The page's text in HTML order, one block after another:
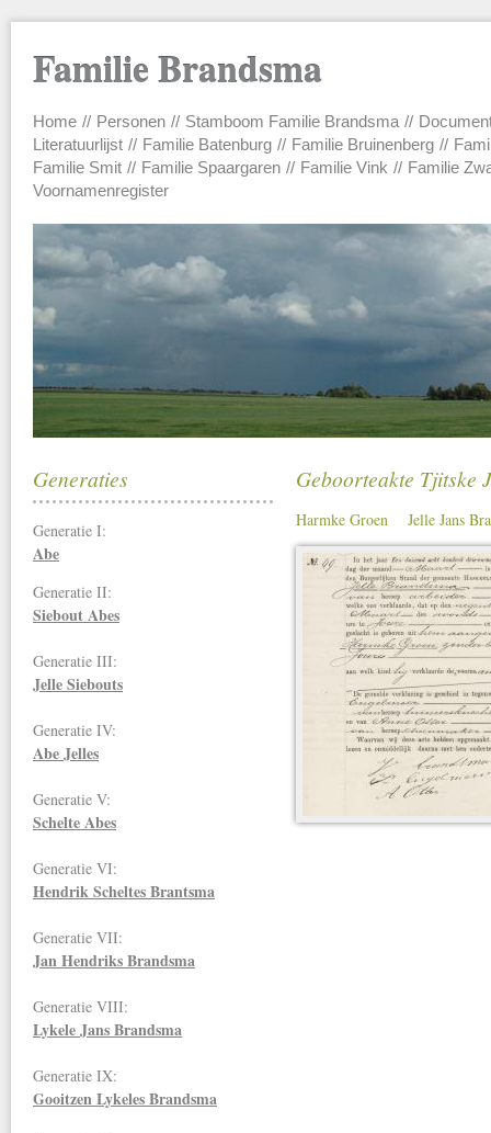
Familie Brandsma
Main menu
Home Personen Stamboom Familie Brandsma
Literatuurlijst
Familie Batenburg Familie Bruinenberg
Familie Smit
Familie Spaargaren Familie Vink
Familie
Voornamenregister
Geboorteakte Tjitske
Harmke Groen Jelle Jans
Generaties
Generatie I:
Abe
Generatie II:
Siebout Abes
Generatie III:
Jelle Siebouts
Generatie IV:
Abe Jelles
Generatie V:
Schelte Abes
Generatie VI:
Hendrik Scheltes Brantsma
Generatie VII:
Jan HendriksBrandsma
Generatie VIII:
Lykele Jans Brandsma
Generatie IX:
Gooitzen Lykeles Brandsma